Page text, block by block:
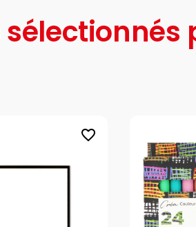
sélectionnés
favorite_border